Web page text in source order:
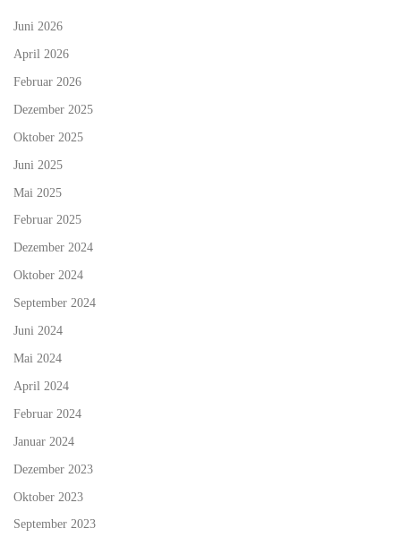
Juni 2026
April 2026
Februar 2026
Dezember 2025
Oktober 2025
Juni 2025
Mai 2025
Februar 2025
Dezember 2024
Oktober 2024
September 2024
Juni 2024
Mai 2024
April 2024
Februar 2024
Januar 2024
Dezember 2023
Oktober 2023
September 2023